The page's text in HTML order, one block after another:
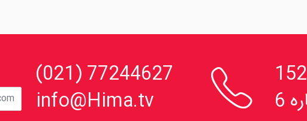
تهران ، تهرانپارس ، 152
6

77244627 (021)
info@Hima.tv